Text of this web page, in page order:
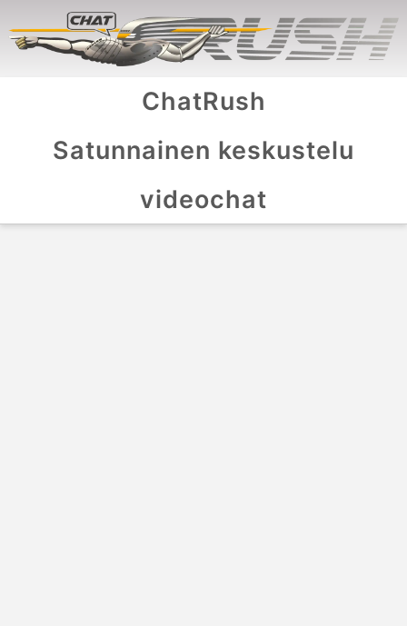
ChatRush
Satunnainen keskustelu
videochat